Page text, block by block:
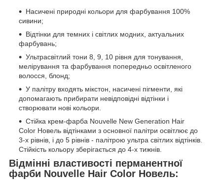
Насичені природні кольори для фарбування 100%
сивини;
Відтінки для темних і світлих модних, актуальних
фарбувань;
Ультрасвітлий тони 8, 9, 10 рівня для тонування,
мелірування та фарбування попередньо освітленого
волосся, блонд;
У палітру входять мікстон, насичені пігменти, які
допомагають прибирати невідповідні відтінки і
створювати нові кольори.
Стійка крем-фарба Nouvelle New Generation Hair
Color Новель відтінками з основної палітри освітлює до
3-х рівнів, і до 5 рівнів - палітрою ультра світлих відтінків.
Стійкість кольору зберігається до 4-х тижнів.
Відмінні властивості перманентної
фарби Nouvelle Hair Color Новель: